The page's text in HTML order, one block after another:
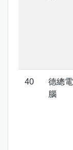
德總電
腦